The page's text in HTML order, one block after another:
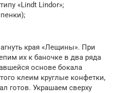
«Lindt Lindor»;
края «Лещины». При
их к баночке в два ряда
основе бокала
клеим круглые конфетки,
готов. Украшаем сверху